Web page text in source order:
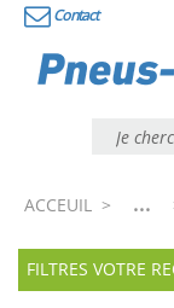
Contact
ACCEUIL > ...
FILTRES VOTRE